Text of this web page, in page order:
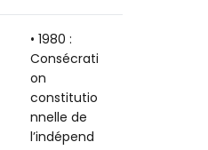
• 1980 :
Consécrati
on
constitutio
nnelle de
l’indépend